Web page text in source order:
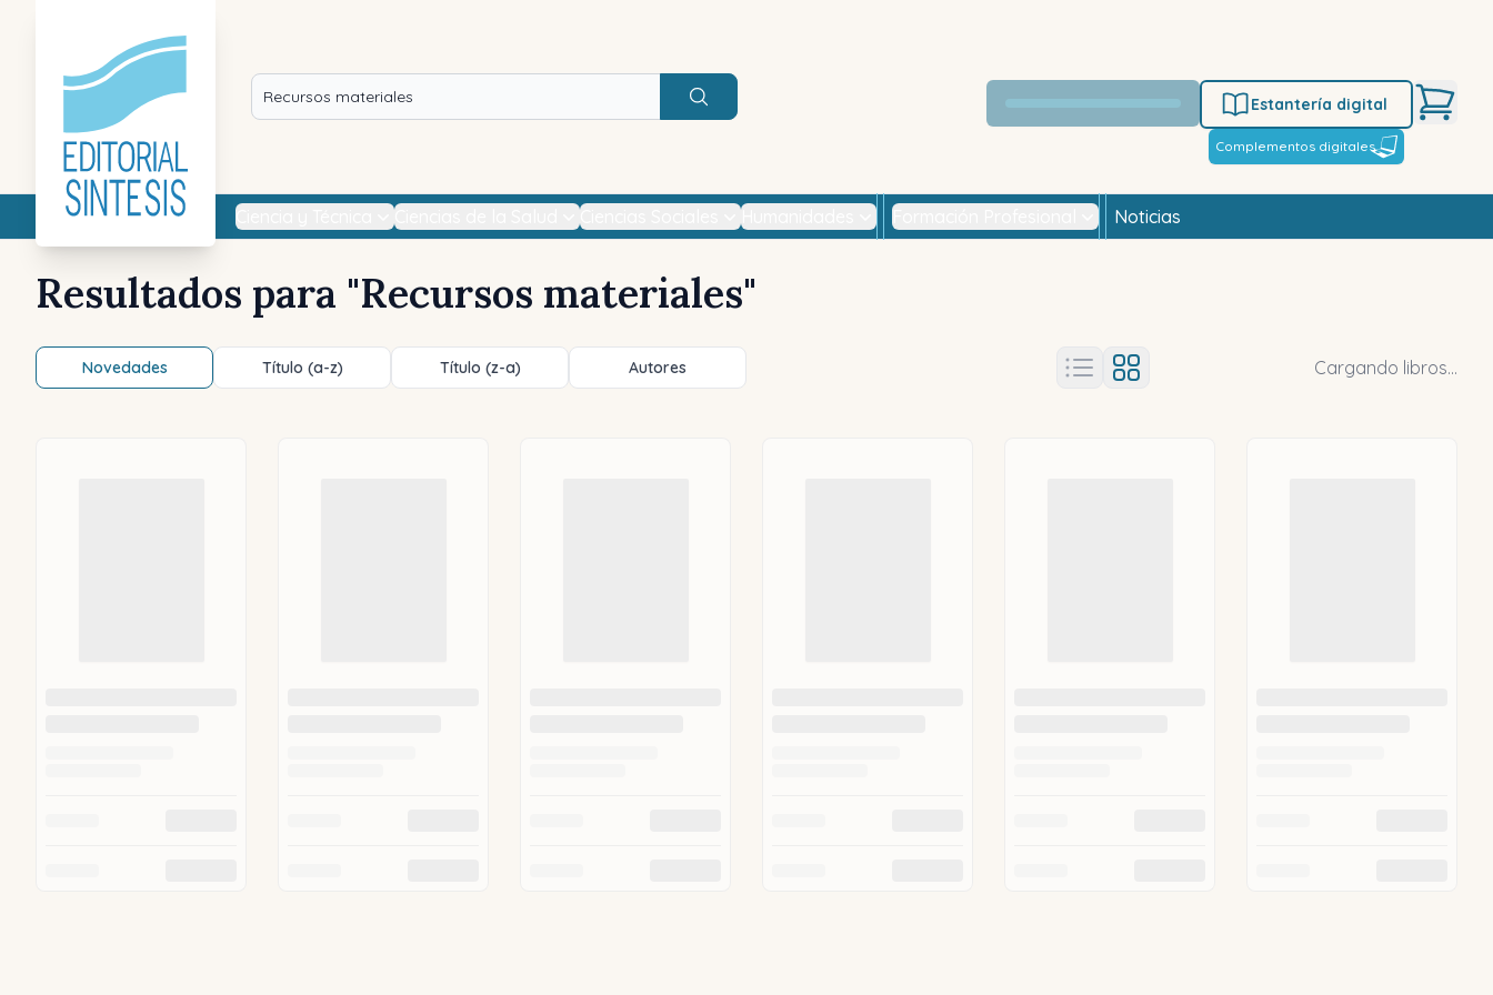
Buscar
Estantería digital
Complementos digitales
Noticias
Resultados para "Recursos materiales"
Novedades Título (a-z) Título (z-a) Autores Cargando libros...